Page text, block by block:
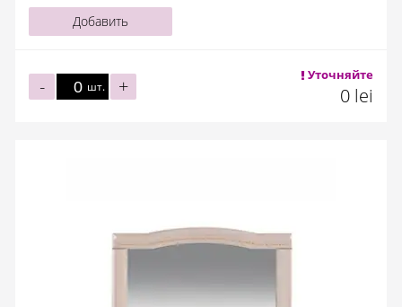
Добавить
шт. +
- Уточняйте
0 lei